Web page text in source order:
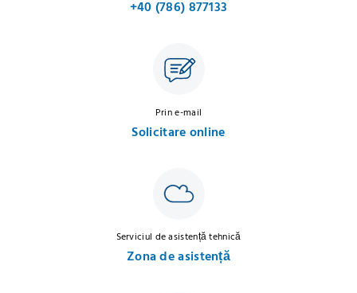
+40 (786) 877133
Prin e-mail
Solicitare online
Serviciul de asistență tehnică
Zona de asistență